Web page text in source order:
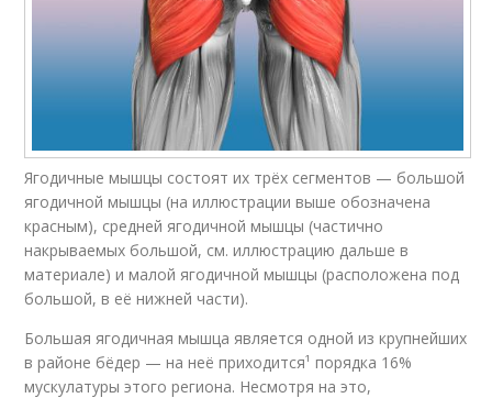
Ягодичные мышцы состоят их трёх сегментов — большой
ягодичной мышцы (на иллюстрации выше обозначена
красным), средней ягодичной мышцы (частично
накрываемых большой, см. иллюстрацию дальше в
материале) и малой ягодичной мышцы (расположена под
большой, в её нижней части).
Большая ягодичная мышца является одной из крупнейших
в районе бёдер — на неё приходится¹ порядка 16%
мускулатуры этого региона. Несмотря на это,